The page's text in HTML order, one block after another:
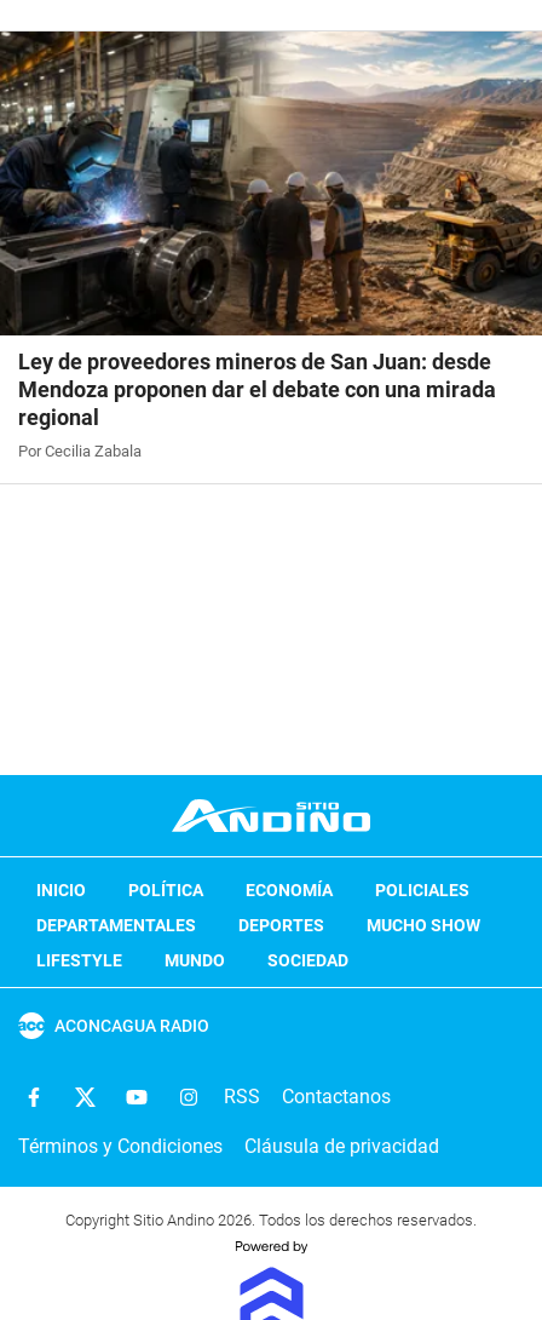
Ley de proveedores mineros de San Juan: desde
Mendoza proponen dar el debate con una mirada
regional
Por Cecilia Zabala
INICIO POLÍTICA ECONOMÍA
POLICIALES
DEPARTAMENTALES
DEPORTES
MUCHO SHOW
LIFESTYLE
MUNDO SOCIEDAD
ACONCAGUA RADIO
RSS Contactanos
Términos y Condiciones Cláusula de privacidad
Copyright Sitio Andino 2026. Todos los derechos reservados.